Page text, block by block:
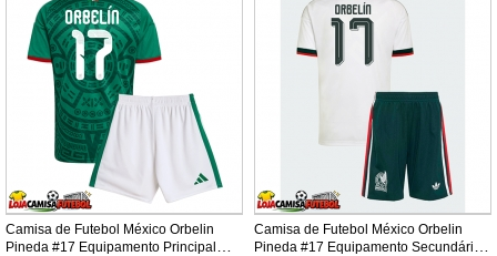
Camisa de Futebol México Orbelin
Pineda #17 Equipamento Principal
Camisa de Futebol México Orbelin
Pineda #17 Equipamento Secundário